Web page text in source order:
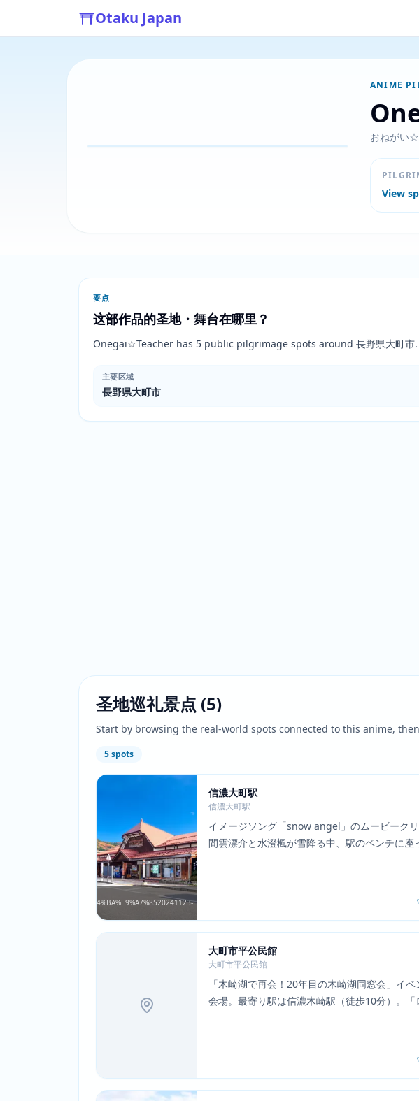
Otaku Japan
ANIME
おねがい
View
要点
这部作品的圣地・舞台在哪里？
Onegai☆Teacher has 5 public pilgrimage spots around 長野県大町市.
主要区域
長野県大町市
圣地巡礼景点 (5)
Start by browsing the real-world spots connected to this anime,
5spots
信濃大町駅
信濃大町駅
イメージソング「snow angel」のムービーク
間雲漂介と水澄楓が雪降る中、駅のベンチに座
大町市平公民館
大町市平公民館
「木崎湖で再会！20年目の木崎湖同窓会」イベ
会場。最寄り駅は信濃木崎駅（徒歩10分）。「
Photo: Mister0124 via Wikimedia
https://commons.wikimedia.org/wiki/